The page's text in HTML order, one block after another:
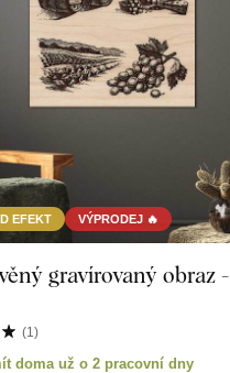
EFEKT VÝPRODEJ 🔥
gravírovaný obraz -
(1)
doma už o 2 pracovní dny